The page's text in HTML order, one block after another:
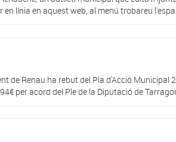
línia en aquest web, al menú trobareu
de Renau ha rebut del Pla d'Acció
per acord del Ple de la Diputació de